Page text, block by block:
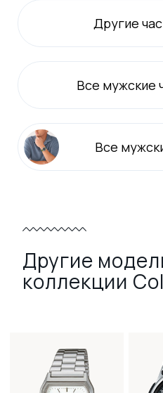
Другие
Все мужские
Все
Другие
коллекции